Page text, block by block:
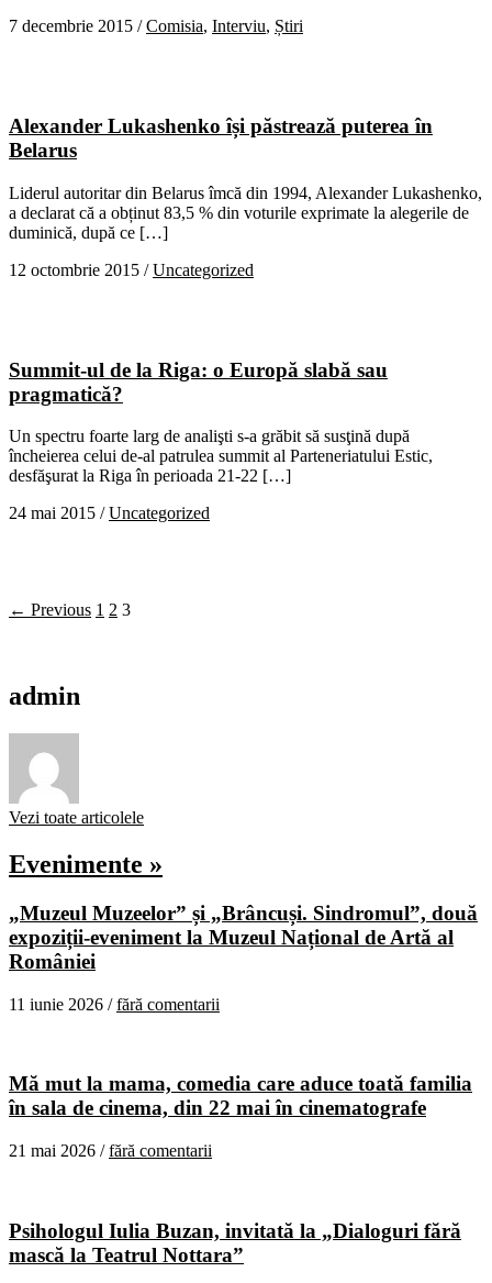
7 decembrie 2015 /Comisia, Interviu, Știri
Alexander Lukashenko își păstrează puterea în
Belarus
Liderul autoritar din Belarus îmcă din 1994, Alexander Lukashenko,
a declarat că a obținut 83,5 % din voturile exprimate la alegerile de
duminică, după ce […]
12 octombrie 2015 /Uncategorized
Summit-ul de la Riga: o Europă slabă sau
pragmatică?
Un spectru foarte larg de analişti s-a grăbit să susţină după
încheierea celui de-al patrulea summit al Parteneriatului Estic,
desfăşurat la Riga în perioada 21-22 […]
24 mai 2015 /Uncategorized
← Previous 1 2 3
admin
Vezi toate articolele
Evenimente »
„Muzeul Muzeelor” și „Brâncuși. Sindromul”, două
expoziții-eveniment la Muzeul Național de Artă al
României
11 iunie 2026 /fără comentarii
Mă mut la mama, comedia care aduce toată familia
în sala de cinema, din 22 mai în cinematografe
21 mai 2026 /fără comentarii
Psihologul Iulia Buzan, invitată la „Dialoguri fără
mască la Teatrul Nottara”